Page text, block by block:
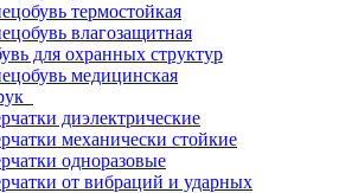
термостойкая
влагозащитная
для охранных структур
медицинская
диэлектрические
механически стойкие
одноразовые
от вибраций и ударных